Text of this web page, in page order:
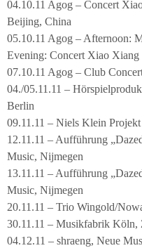
04.10.11 Agog – Concert
Beijing, China
05.10.11 Agog – Afternoon:
Evening: Concert Xiao
07.10.11 Agog – Club
04./05.11.11 –
Berlin
09.11.11 – Niels Klein
12.11.11 – Aufführung
Music, Nijmegen
13.11.11 – Aufführung
Music, Nijmegen
20.11.11 – Trio Wingold/
30.11.11 – Musikfabrik Köln,
04.12.11 – shraeng, Neue